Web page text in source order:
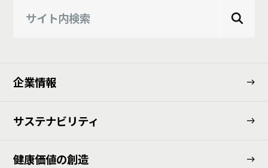
企業情報
サステナビリティ
健康価値の創造